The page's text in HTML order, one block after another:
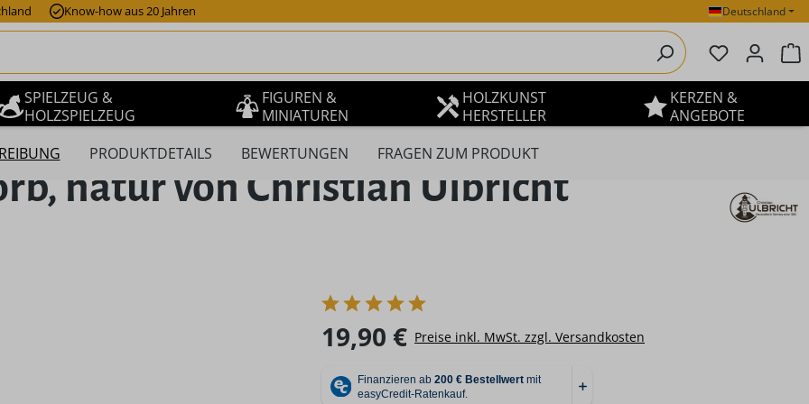
Know-how aus 20 Jahren Deutschland
Du hast 0
SPIELZEUG &
HOLZSPIELZEUG
FIGUREN &
MINIATUREN
HOLZKUNST
HERSTELLER
KERZEN &
ANGEBOTE
PRODUKTDETAILS BEWERTUNGEN FRAGEN ZUM PRODUKT
natur von Christian Ulbricht
Regulärer Preis:
19,90 € Preise inkl. MwSt. zzgl. Versandkosten